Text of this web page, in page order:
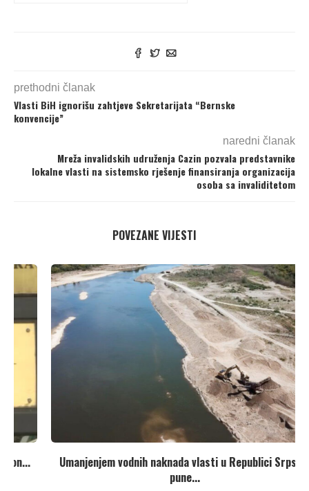
prethodni članak
Vlasti BiH ignorišu zahtjeve Sekretarijata “Bernske
konvencije”
naredni članak
Mreža invalidskih udruženja Cazin pozvala predstavnike
lokalne vlasti na sistemsko rješenje finansiranja organizacija
osoba sa invaliditetom
POVEZANE VIJESTI
Umanjenjem vodnih naknada vlasti u Republici Srpskoj